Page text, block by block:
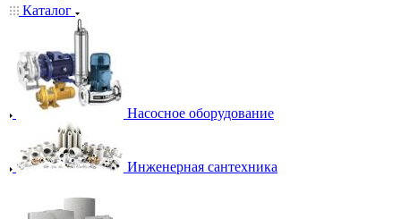
Каталог
Насосное оборудование
Инженерная сантехника